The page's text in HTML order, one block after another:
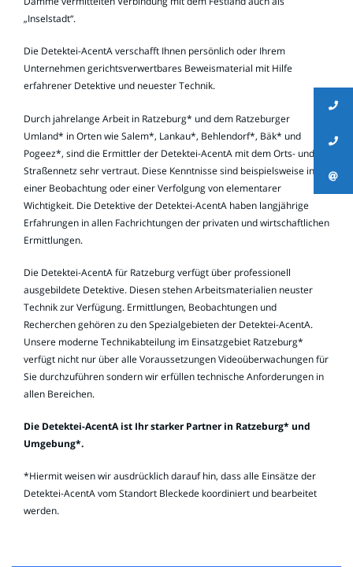
„Inselstadt“.
Die Detektei-AcentA verschafft Ihnen persönlich oder Ihrem
Unternehmen gerichtsverwertbares Beweismaterial mit Hilfe
erfahrener Detektive und neuester Technik.
Durch jahrelange Arbeit in Ratzeburg* und dem Ratzeburger
Umland* in Orten wie Salem*, Lankau*, Behlendorf*, Bäk* und
Pogeez*, sind die Ermittler der Detektei-AcentA mit dem Orts- und
Straßennetz sehr vertraut. Diese Kenntnisse sind beispielsweise in
einer Beobachtung oder einer Verfolgung von elementarer
Wichtigkeit. Die Detektive der Detektei-AcentA haben langjährige
Erfahrungen in allen Fachrichtungen der privaten und wirtschaftlichen
Ermittlungen.
Die Detektei-AcentA für Ratzeburg verfügt über professionell
ausgebildete Detektive. Diesen stehen Arbeitsmaterialien neuster
Technik zur Verfügung. Ermittlungen, Beobachtungen und
Recherchen gehören zu den Spezialgebieten der Detektei-AcentA.
Unsere moderne Technikabteilung im Einsatzgebiet Ratzeburg*
verfügt nicht nur über alle Voraussetzungen Videoüberwachungen für
Sie durchzuführen sondern wir erfüllen technische Anforderungen in
allen Bereichen.
Die Detektei-AcentA ist Ihr starker Partner in Ratzeburg* und
Umgebung*.
*Hiermit weisen wir ausdrücklich darauf hin, dass alle Einsätze der
Detektei-AcentA vom Standort Bleckede koordiniert und bearbeitet
werden.